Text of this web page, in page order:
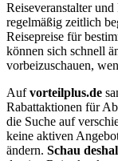
Reiseveranstalter
regelmäßig zeitlich
Reisepreise für
können sich schnell
vorbeizuschauen,
Aufvorteilplus.de
Rabattaktionen für
die Suche auf
keine aktiven
ändern. Schau